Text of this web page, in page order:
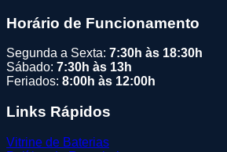
Horário de Funcionamento
Segunda a Sexta: 7:30h às 18:30h
Sábado: 7:30h às 13h
Feriados: 8:00h às 12:00h
Links Rápidos
Vitrine de Baterias